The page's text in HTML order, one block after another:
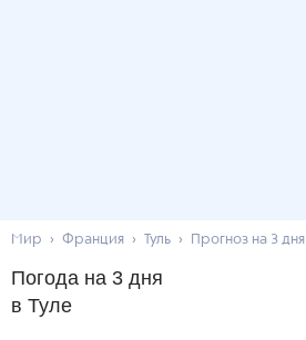
Мир Франция Туль Прогноз на 3 дня
Погода на 3 дня
в Туле